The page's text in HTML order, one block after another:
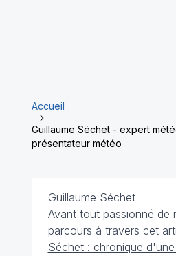
Accueil
Guillaume Séchet - expert
présentateur météo
Guillaume Séchet
Avant tout passionné de
parcours à travers cet
Séchet : chronique